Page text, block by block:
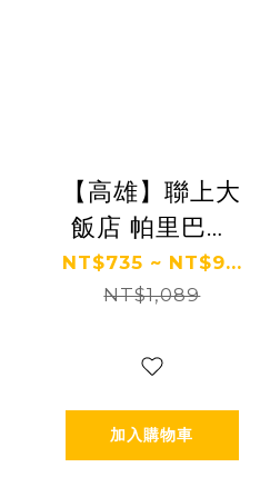
【高雄】聯上大
飯店 帕里巴黎
吃到飽餐券 Ⓣ
NT$735 ~ NT$9...
NT$1,089
加入購物車